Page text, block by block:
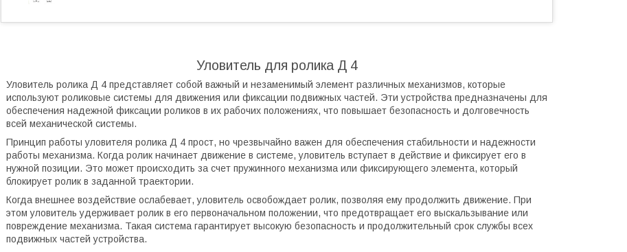
Уловитель для ролика Д 4
Уловитель ролика Д 4 представляет собой важный и незаменимый элемент различных механизмов, которые
используют роликовые системы для движения или фиксации подвижных частей. Эти устройства предназначены для
обеспечения надежной фиксации роликов в их рабочих положениях, что повышает безопасность и долговечность
всей механической системы.
Принцип работы уловителя ролика Д 4 прост, но чрезвычайно важен для обеспечения стабильности и надежности
работы механизма. Когда ролик начинает движение в системе, уловитель вступает в действие и фиксирует его в
нужной позиции. Это может происходить за счет пружинного механизма или фиксирующего элемента, который
блокирует ролик в заданной траектории.
Когда внешнее воздействие ослабевает, уловитель освобождает ролик, позволяя ему продолжить движение. При
этом уловитель удерживает ролик в его первоначальном положении, что предотвращает его выскальзывание или
повреждение механизма. Такая система гарантирует высокую безопасность и продолжительный срок службы всех
подвижных частей устройства.